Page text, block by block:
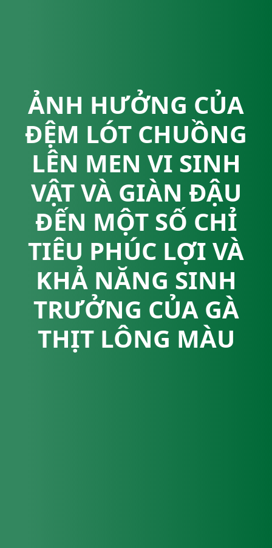
ẢNH HƯỞNG CỦA
ĐỆM LÓT CHUỒNG
LÊN MEN VI SINH
VẬT VÀ GIÀN ĐẬU
ĐẾN MỘT SỐ CHỈ
TIÊU PHÚC LỢI VÀ
KHẢ NĂNG SINH
TRƯỞNG CỦA GÀ
THỊT LÔNG MÀU